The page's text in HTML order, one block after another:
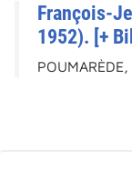
François-
1952). [+